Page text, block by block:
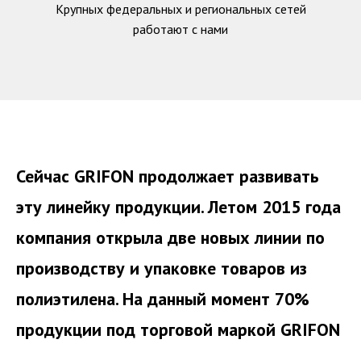
Крупных федеральных и региональных сетей
работают с нами
Сейчас GRIFON продолжает развивать
эту линейку продукции. Летом 2015 года
компания открыла две новых линии по
производству и упаковке товаров из
полиэтилена. На данный момент 70%
продукции под торговой маркой GRIFON